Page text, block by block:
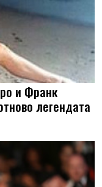
и Франк
легендата